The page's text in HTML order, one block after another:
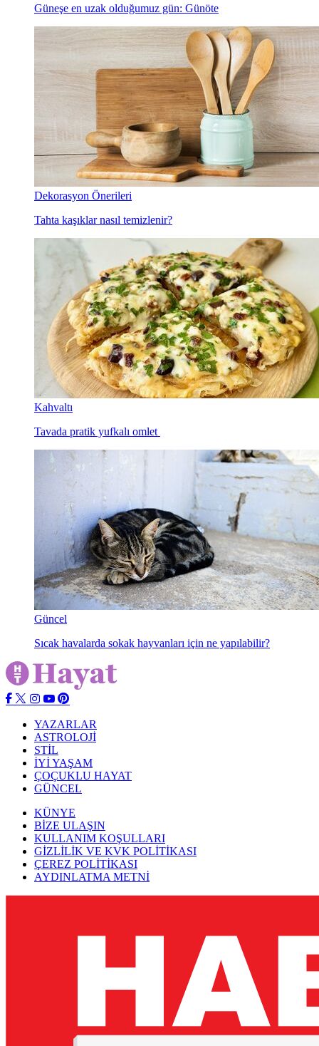
Güneşe en uzak olduğumuz gün: Günöte
Dekorasyon Önerileri
Tahta kaşıklar nasıl temizlenir?
Kahvaltı
Tavada pratik yufkalı omlet
Güncel
Sıcak havalarda sokak hayvanları için ne yapılabilir?
YAZARLAR
ASTROLOJİ
STİL
İYİ YAŞAM
ÇOÇUKLU HAYAT
GÜNCEL
KÜNYE
BİZE ULAŞIN
KULLANIM KOŞULLARI
GİZLİLİK VE KVK POLİTİKASI
ÇEREZ POLİTİKASI
AYDINLATMA METNİ